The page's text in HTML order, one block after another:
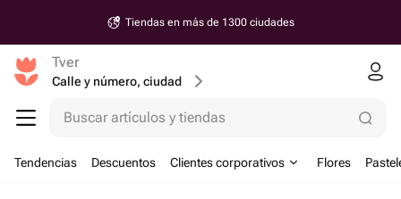
Tiendas en más de 1300 ciudades
Tver
Calle y número, ciudad
Buscar artículos y tiendas
Tendencias Descuentos Clientes corporativos Flores